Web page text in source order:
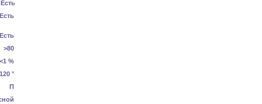
Есть
Есть
Есть
>80
<1 %
120 °
П